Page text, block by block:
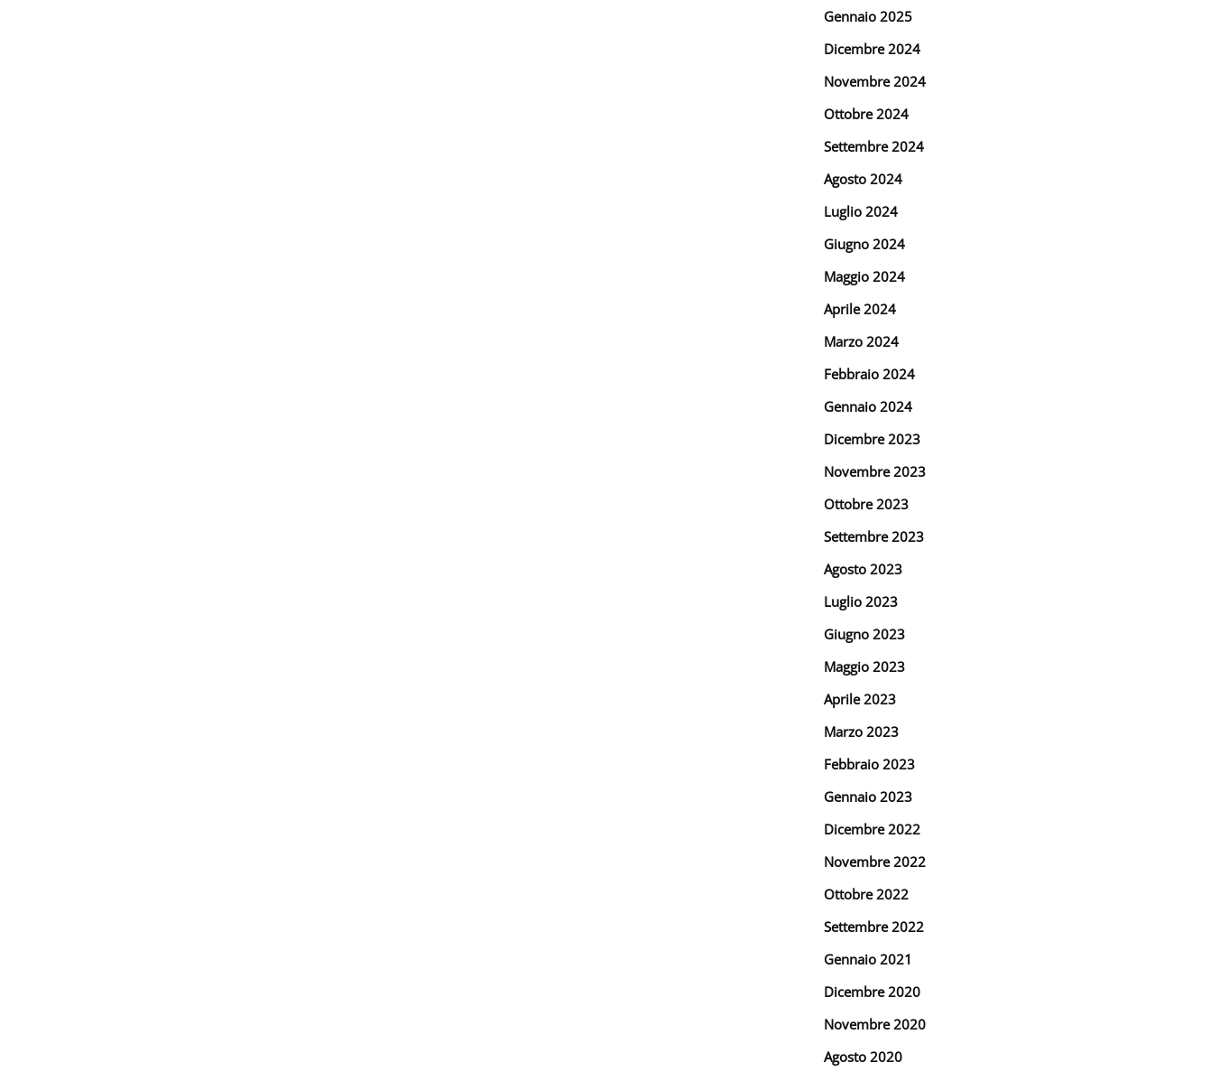
Gennaio 2025
Dicembre 2024
Novembre 2024
Ottobre 2024
Settembre 2024
Agosto 2024
Luglio 2024
Giugno 2024
Maggio 2024
Aprile 2024
Marzo 2024
Febbraio 2024
Gennaio 2024
Dicembre 2023
Novembre 2023
Ottobre 2023
Settembre 2023
Agosto 2023
Luglio 2023
Giugno 2023
Maggio 2023
Aprile 2023
Marzo 2023
Febbraio 2023
Gennaio 2023
Dicembre 2022
Novembre 2022
Ottobre 2022
Settembre 2022
Gennaio 2021
Dicembre 2020
Novembre 2020
Agosto 2020